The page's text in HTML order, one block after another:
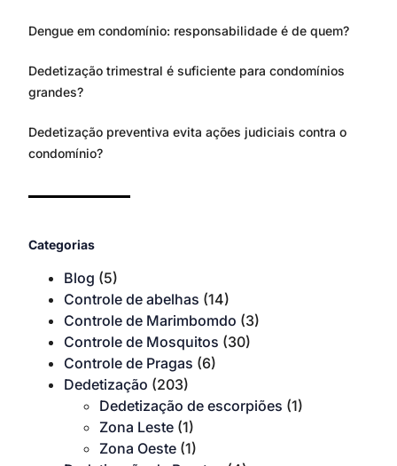
Dengue em condomínio: responsabilidade é de quem?
Dedetização trimestral é suficiente para condomínios
grandes?
Dedetização preventiva evita ações judiciais contra o
condomínio?
Categorias
Blog (5)
Controle de abelhas (14)
Controle de Marimbomdo (3)
Controle de Mosquitos (30)
Controle de Pragas (6)
Dedetização (203)
Dedetização de escorpiões (1)
Zona Leste (1)
Zona Oeste (1)